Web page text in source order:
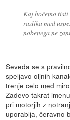
Kaj hočemo tisti
razlika med
nobenega ne
Seveda se s
speljavo oljnih
trenje celo med
Zadevo takrat
pri motorjih z
uporablja, čeravno